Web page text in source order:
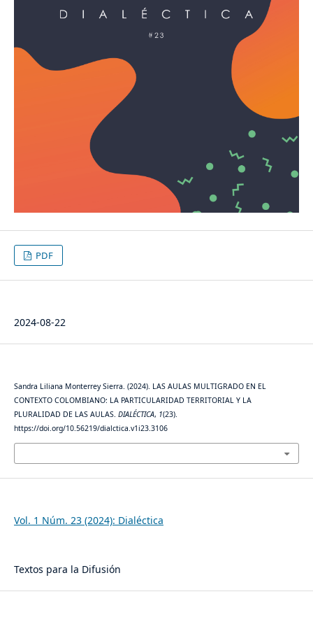
PDF
2024-08-22
Sandra Liliana Monterrey Sierra. (2024). LAS AULAS MULTIGRADO EN EL
CONTEXTO COLOMBIANO: LA PARTICULARIDAD TERRITORIAL Y LA
PLURALIDAD DE LAS AULAS. DIALÉCTICA, 1(23).
https://doi.org/10.56219/dialctica.v1i23.3106
Vol. 1 Núm. 23 (2024): Dialéctica
Textos para la Difusión